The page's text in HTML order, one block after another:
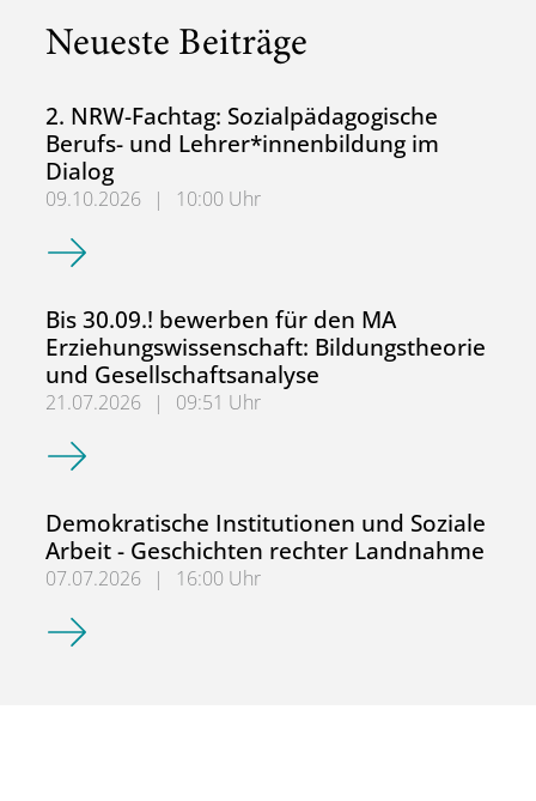
Neueste Beiträge
2. NRW-Fachtag: Sozialpädagogische
Berufs- und Lehrer*innenbildung im
Dialog
09.10.2026 |
10:00 Uhr
2. NRW-Fachtag: Sozialpädagogische Berufs- und
Bis 30.09.! bewerben für den MA
Erziehungswissenschaft: Bildungstheorie
und Gesellschaftsanalyse
21.07.2026 |
09:51 Uhr
Bis 30.09.! bewerben für den MA
Demokratische Institutionen und Soziale
Arbeit - Geschichten rechter Landnahme
07.07.2026 |
16:00 Uhr
Demokratische Institutionen und Soziale Arbeit -